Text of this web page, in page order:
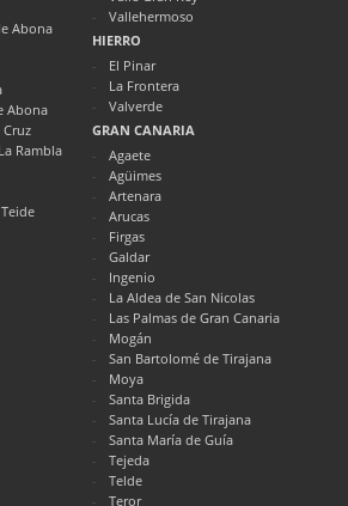
Abona
Abona
Rambla
Vallehermoso
HIERRO
El Pinar
La Frontera
Valverde
GRAN CANARIA
Agaete
Agüimes
Artenara
Arucas
Firgas
Galdar
Ingenio
La Aldea de San Nicolas
Las Palmas de Gran Canaria
Mogán
San Bartolomé de Tirajana
Moya
Santa Brigida
Santa Lucía de Tirajana
Santa María de Guía
Tejeda
Telde
Teror